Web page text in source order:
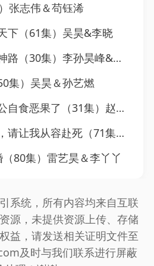
张志伟＆苟钰浠
下（61集）吴昊&李晓
（30集）李孙昊峰&林恩琪
集）吴昊＆孙艺燃
恶果了（31集）赵保健&吴昊
从容赴死（71集）李昊＆薄雨童
80集）雷艺昊＆李丫丫
系统，所有内容均来自互联
源，未提供资源上传、存储
益，请发送相关证明文件至
及时与我们联系进行屏蔽